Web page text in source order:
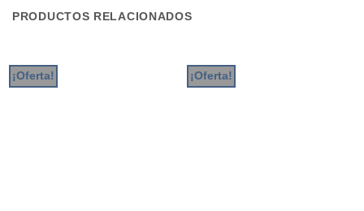
PRODUCTOS RELACIONADOS
¡Oferta! ¡Oferta!